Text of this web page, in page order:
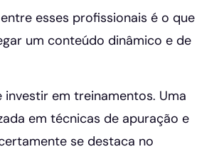
esses profissionais é o que
um conteúdo dinâmico e de
investir em treinamentos. Uma
em técnicas de apuração e
se destaca no